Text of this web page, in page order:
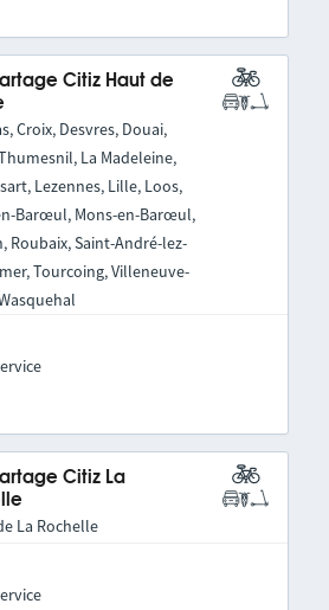
Citiz Haut de
Croix, Desvres, Douai,
La Madeleine,
Lezennes, Lille, Loos,
Barœul, Mons-en-Barœul,
Roubaix, Saint-André-lez-
Tourcoing, Villeneuve-
Citiz La
La Rochelle